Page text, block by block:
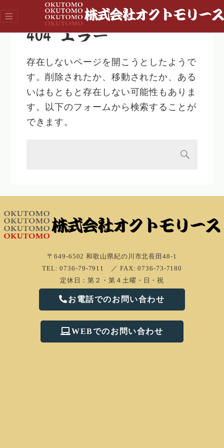
404 エラー
存在しないページを開こうとしたようで
す。削除されたか、移動されたか、ある
いはもともと存在しない可能性もありま
す。以下のフォームから検索することが
できます。
〒649-6502 和歌山県紀の川市北⾧田48-1
TEL: 0736-79-7911 ／ FAX: 0736-73-7180
定休日：第２・第４土曜・日・祝
お電話でのお問い合わせ
WEBでのお問い合わせ